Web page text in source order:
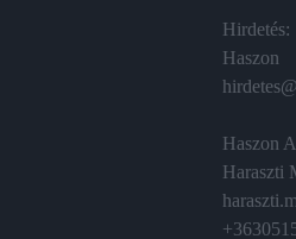
Hirdetés:
Haszon
Haszon
Haraszti